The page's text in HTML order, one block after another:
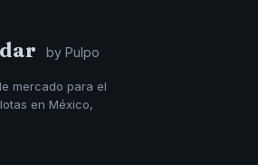
by Pulpo
mercado para el
en México,